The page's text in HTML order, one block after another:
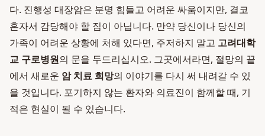
다. 진행성 대장암은 분명 힘들고 어려운 싸움이지만, 결코
혼자서 감당해야 할 짐이 아닙니다. 만약 당신이나 당신의
가족이 어려운 상황에 처해 있다면, 주저하지 말고 고려대학
교 구로병원의 문을 두드리십시오. 그곳에서라면, 절망의 끝
에서 새로운 암 치료 희망의 이야기를 다시 써 내려갈 수 있
을 것입니다. 포기하지 않는 환자와 의료진이 함께할 때, 기
적은 현실이 될 수 있습니다.